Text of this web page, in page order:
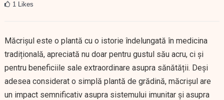
1 Likes
Măcrișul este o plantă cu o istorie îndelungată în medicina
tradițională, apreciată nu doar pentru gustul său acru, ci și
pentru beneficiile sale extraordinare asupra sănătății. Deși
adesea considerat o simplă plantă de grădină, măcrișul are
un impact semnificativ asupra sistemului imunitar și asupra